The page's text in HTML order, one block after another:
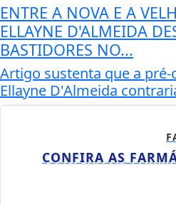
ENTRE A NOVA E A
ELLAYNE D'ALMEIDA
BASTIDORES NO...
Artigo sustenta que a
Ellayne D'Almeida
CONFIRA AS